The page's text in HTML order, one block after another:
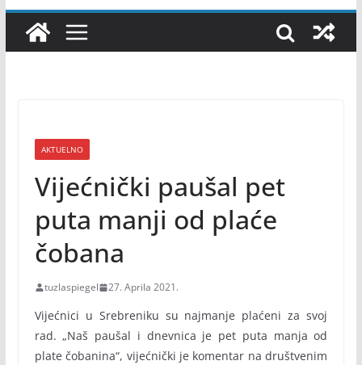
AKTUELNO
Vijećnički paušal pet
puta manji od plaće
čobana
tuzlaspiegel 27. Aprila 2021.
Vijećnici u Srebreniku su najmanje plaćeni za svoj
rad. „Naš paušal i dnevnica je pet puta manja od
plate čobanina“, vijećnički je komentar na društvenim